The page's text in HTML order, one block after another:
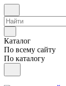
Каталог
По всему сайту
По каталогу